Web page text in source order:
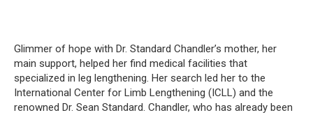
Glimmer of hope with Dr. Standard Chandler’s mother, her
main support, helped her find medical facilities that
specialized in leg lengthening. Her search led her to the
International Center for Limb Lengthening (ICLL) and the
renowned Dr. Sean Standard. Chandler, who has already been